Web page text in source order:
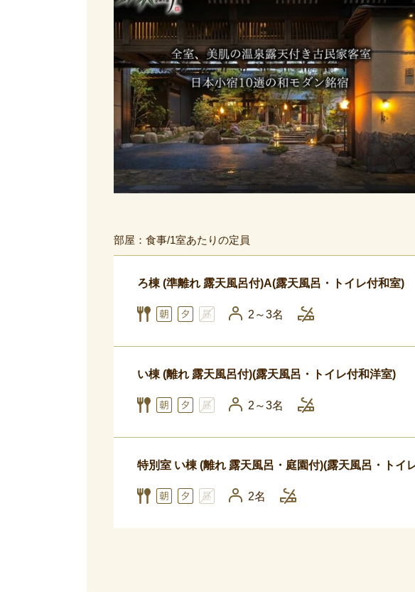
部屋：食事/1室あたりの定員
ろ棟 (準離れ 露天風呂付)A(露天風呂・トイレ付和室)
2～3名
い棟 (離れ 露天風呂付)(露天風呂・トイレ付和洋室)
2～3名
特別室 い棟 (離れ 露天風呂・庭園付)(露天風呂・トイ
2名